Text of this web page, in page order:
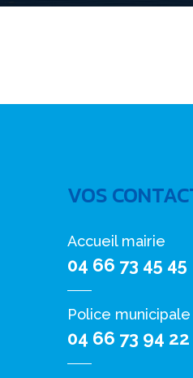
VOS
Accueil mairie
04 66 73 45 45
Police municipale
04 66 73 94 22